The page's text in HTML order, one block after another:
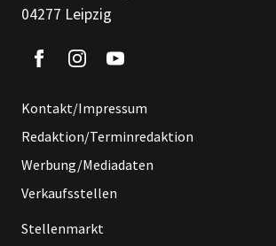
04277 Leipzig
Kontakt/Impressum
Redaktion/Terminredaktion
Werbung/Mediadaten
Verkaufsstellen
Stellenmarkt